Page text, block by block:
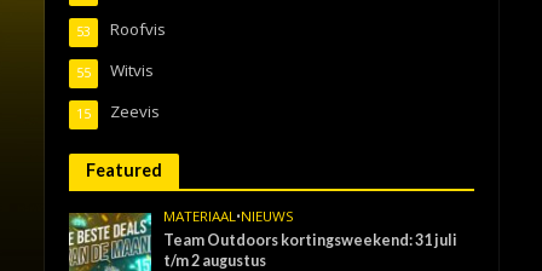
Roofvis
53
Witvis
55
Zeevis
15
Featured
MATERIAAL •NIEUWS
Team Outdoors kortingsweekend: 31 juli
t/m 2 augustus